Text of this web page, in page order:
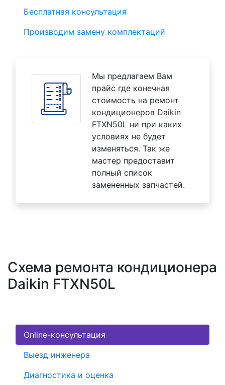
Бесплатная консультация
Производим замену комплектаций
Мы предлагаем Вам
прайс где конечная
стоимость на ремонт
кондиционеров Daikin
FTXN50L ни при каких
условиях не будет
изменяться. Так же
мастер предоставит
полный список
замененных запчастей.
Схема ремонта кондиционера
Daikin FTXN50L
Online-консультация
Выезд инженера
Диагностика и оценка